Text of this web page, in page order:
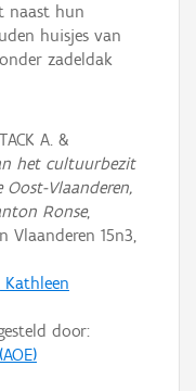
naast hun
huisjes van
zadeldak
A. &
het cultuurbezit
Vlaanderen,
Ronse,
Vlaanderen 15n3,
Kathleen
door: